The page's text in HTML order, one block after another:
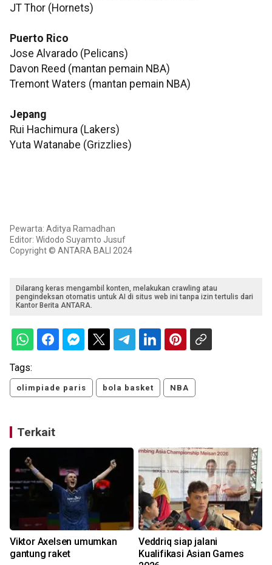
JT Thor (Hornets)
Puerto Rico
Jose Alvarado (Pelicans)
Davon Reed (mantan pemain NBA)
Tremont Waters (mantan pemain NBA)
Jepang
Rui Hachimura (Lakers)
Yuta Watanabe (Grizzlies)
Pewarta: Aditya Ramadhan
Editor: Widodo Suyamto Jusuf
Copyright © ANTARA BALI 2024
Dilarang keras mengambil konten, melakukan crawling atau
pengindeksan otomatis untuk AI di situs web ini tanpa izin tertulis dari
Kantor Berita ANTARA.
Tags:
olimpiade paris bola basket NBA
Terkait
Viktor Axelsen umumkan
gantung raket
Veddriq siap jalani
Kualifikasi Asian Games